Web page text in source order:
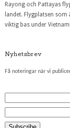
Rayong och Pattayas
landet. Flygplatsen
viktig bas under
Nyhetsbrev
Få noteringar när vi